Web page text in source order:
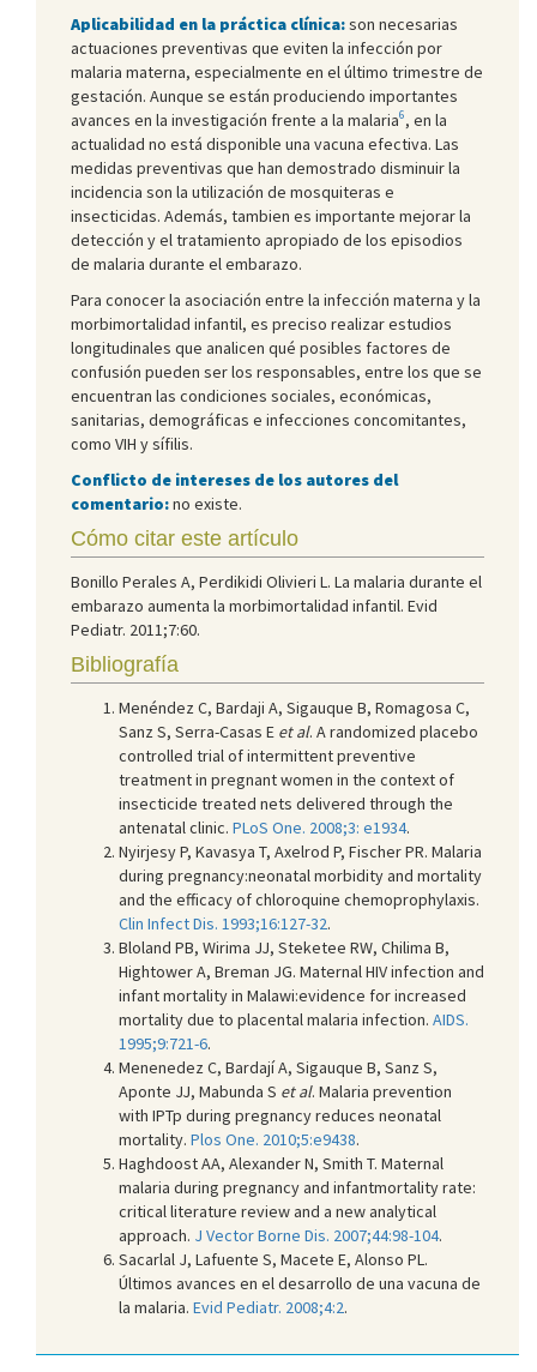
Aplicabilidad en la práctica clínica:son necesarias
actuaciones preventivas que eviten la infección por
malaria materna, especialmente en el último trimestre de
gestación. Aunque se están produciendo importantes
avances en la investigación frente a la malaria6, en la
actualidad no está disponible una vacuna efectiva. Las
medidas preventivas que han demostrado disminuir la
incidencia son la utilización de mosquiteras e
insecticidas. Además, tambien es importante mejorar la
detección y el tratamiento apropiado de los episodios
de malaria durante el embarazo.
Para conocer la asociación entre la infección materna y la
morbimortalidad infantil, es preciso realizar estudios
longitudinales que analicen qué posibles factores de
confusión pueden ser los responsables, entre los que se
encuentran las condiciones sociales, económicas,
sanitarias, demográficas e infecciones concomitantes,
como VIH y sífilis.
Conflicto de intereses de los autores del
comentario:no existe.
Cómo citar este artículo
Bonillo Perales A, Perdikidi Olivieri L. La malaria durante el
embarazo aumenta la morbimortalidad infantil. Evid
Pediatr. 2011;7:60.
Bibliografía
Menéndez C, Bardaji A, Sigauque B, Romagosa C,
Sanz S, Serra-Casas E et al. A randomized placebo
controlled trial of intermittent preventive
treatment in pregnant women in the context of
insecticide treated nets delivered through the
antenatal clinic. PLoS One. 2008;3: e1934.
Nyirjesy P, Kavasya T, Axelrod P, Fischer PR. Malaria
during pregnancy:neonatal morbidity and mortality
and the efficacy of chloroquine chemoprophylaxis.
Clin Infect Dis. 1993;16:127-32.
Bloland PB, Wirima JJ, Steketee RW, Chilima B,
Hightower A, Breman JG. Maternal HIV infection and
infant mortality in Malawi:evidence for increased
mortality due to placental malaria infection. AIDS.
1995;9:721-6.
Menenedez C, Bardají A, Sigauque B, Sanz S,
Aponte JJ, Mabunda S et al. Malaria prevention
with IPTp during pregnancy reduces neonatal
mortality. Plos One. 2010;5:e9438.
Haghdoost AA, Alexander N, Smith T. Maternal
malaria during pregnancy and infantmortality rate:
critical literature review and a new analytical
approach. J Vector Borne Dis. 2007;44:98-104.
Sacarlal J, Lafuente S, Macete E, Alonso PL.
Últimos avances en el desarrollo de una vacuna de
la malaria. Evid Pediatr. 2008;4:2.